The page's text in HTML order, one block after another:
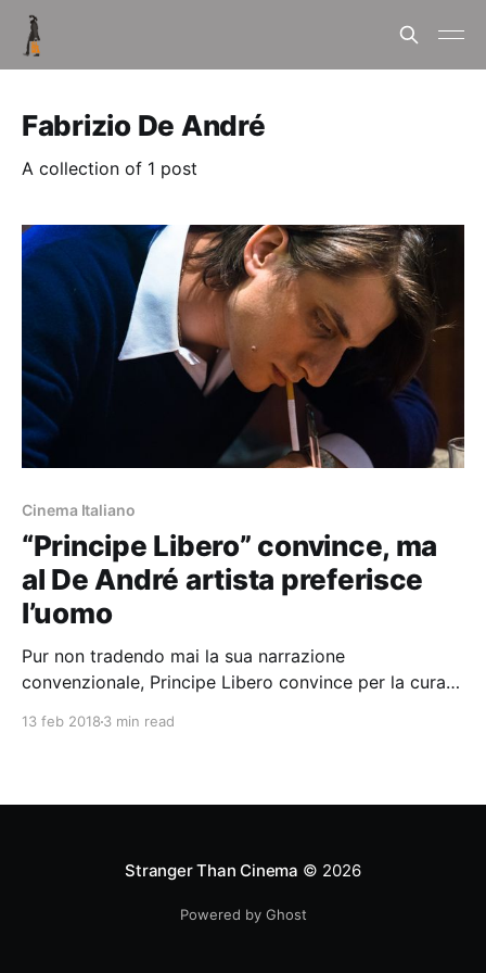
Fabrizio De André
A collection of 1 post
Cinema Italiano
“Principe Libero” convince, ma
al De André artista preferisce
l’uomo
Pur non tradendo mai la sua narrazione
convenzionale, Principe Libero convince per la cura
13 feb 2018 3 min read
Stranger Than Cinema © 2026
Powered by Ghost